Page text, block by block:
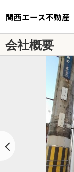
関西エース不動産
会社概要